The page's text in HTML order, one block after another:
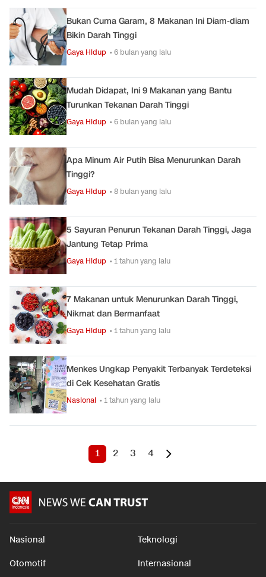
Bukan Cuma Garam, 8 Makanan Ini Diam-diam
Bikin Darah Tinggi
Gaya Hidup • 6 bulan yang lalu
Mudah Didapat, Ini 9 Makanan yang Bantu
Turunkan Tekanan Darah Tinggi
Gaya Hidup • 6 bulan yang lalu
Apa Minum Air Putih Bisa Menurunkan Darah
Tinggi?
Gaya Hidup • 8 bulan yang lalu
5 Sayuran Penurun Tekanan Darah Tinggi, Jaga
Jantung Tetap Prima
Gaya Hidup • 1 tahun yang lalu
7 Makanan untuk Menurunkan Darah Tinggi,
Nikmat dan Bermanfaat
Gaya Hidup • 1 tahun yang lalu
Menkes Ungkap Penyakit Terbanyak Terdeteksi
di Cek Kesehatan Gratis
Nasional • 1 tahun yang lalu
1 2 3 4
Nasional Teknologi
Otomotif Internasional